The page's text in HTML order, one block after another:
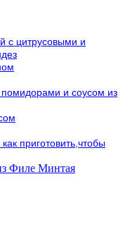
с цитрусовыми и
помидорами и соусом из
приготовить,чтобы
Филе Минтая